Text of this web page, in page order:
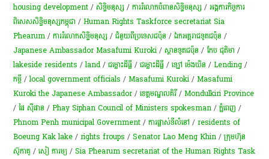
housing development /សិទ្ធិមនុស្ស /ការ​រំលោភ​បំពាន​​សិទ្ធិ​មនុស្ស​​​ /អង្គការ​កិច្ចការ​
ពិសេស​សិទ្ធិ​មនុស្ស​កម្ពុជា​ /Human Rights Taskforce secretariat Sia
Phearum /ការរំលោភសិទ្ធិមនុស្ស​ /ជំនួយពីប្រទេសជប៉ុន /ឯកអគ្គរាជទូត​ជប៉ុន​ /
Japanese Ambassador Masafumi Kuroki /ស្ថានទូត​ជប៉ុន​ /កែប ជុតិមា /
lakeside residents /land /ជម្លោះ​ដីធ្លី /ជម្លោះ​ដីធ្លី /ឡៅ ម៉េងឃិន /Lending /
កម្ចី​ /local government officials /Masafumi Kuroki /Masafumi
Kuroki the Japanese Ambassador/ខេត្ត​មណ្ឌលគិរី​/Mondulkiri Province
/ផៃ ស៊ីផាន /Phay Siphan Council of Ministers spokesman /ភ្នំពេញ /
Phnom Penh municipal Government /ការផ្លាស់ទីលំនៅ /residents of
Boeung Kak lake /rights froups /Senator Lao Meng Khin /ក្រុមហ៊ុន
ស៊ូកាគូ /សៀ ភារម្យ/Sia Phearum secretariat of the Human Rights Task